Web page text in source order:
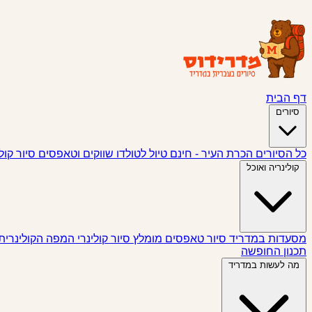
דף הבית
סיורים
כל הסיורים הכרת העיר - חינם טיול לטולדו שווקים וטאפסים סיור
קולינריה ואוכל
מסעדות במדריד סיור טאפסים מומלץ סיור קולינרי המפה
תכנון החופשה
מה לעשות במדריד